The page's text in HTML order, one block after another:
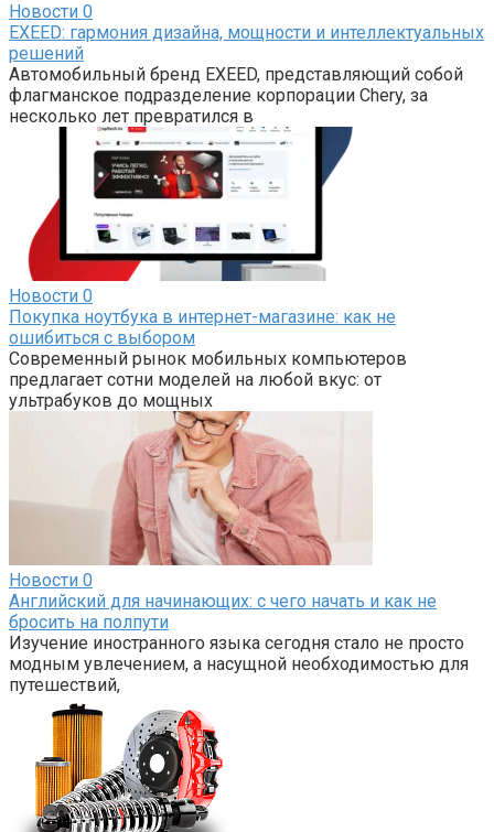
Новости 0
EXEED: гармония дизайна, мощности и интеллектуальных
решений
Автомобильный бренд EXEED, представляющий собой
флагманское подразделение корпорации Chery, за
несколько лет превратился в
Новости 0
Покупка ноутбука в интернет-магазине: как не
ошибиться с выбором
Современный рынок мобильных компьютеров
предлагает сотни моделей на любой вкус: от
ультрабуков до мощных
Новости 0
Английский для начинающих: с чего начать и как не
бросить на полпути
Изучение иностранного языка сегодня стало не просто
модным увлечением, а насущной необходимостью для
путешествий,